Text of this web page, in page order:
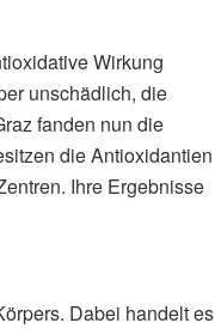
Wirkung
unschädlich, die
fanden nun die
die Antioxidantien
Ihre Ergebnisse
Dabei handelt es